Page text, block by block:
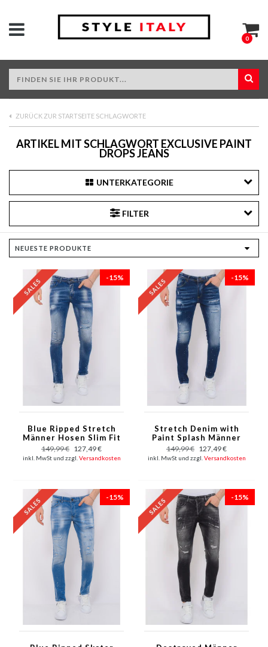
0
ZURÜCK ZUR STARTSEITE SCHLAGWORTE
ARTIKEL MIT SCHLAGWORT EXCLUSIVE PAINT
DROPS JEANS
UNTERKATEGORIE
FILTER
-15%
Blue Ripped Stretch
Männer Hosen Slim Fit
-1080
149,99 € 127,49 €
inkl. MwSt und zzgl. Versandkosten
-15%
Stretch Denim with
Paint Splash Männer
Slim Fit - 1074 - Blau
149,99 € 127,49 €
inkl. MwSt und zzgl. Versandkosten
-15% -15%